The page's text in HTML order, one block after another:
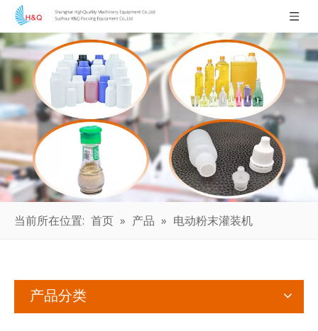
当前所在位置: 首页 » 产品 » 电动粉末灌装机
产品分类